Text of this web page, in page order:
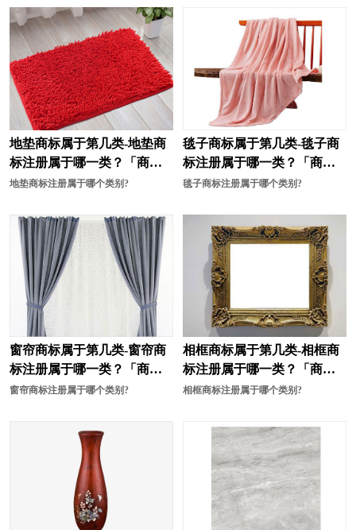
鞋商标注册 饮料商标注册
营养品商标注册 鱼商标注册
医疗商标注册 运动商标注册
运动器材商标注册 衣物商标注册
医疗器械商标注册 艺术商标注册
烟草商标注册 乐器商标注册
油漆商标注册 药品商标注册
眼镜商标注册 仪表商标注册
游戏商标注册 婴儿用品商标注册
装饰商标注册 咨询商标注册
枕头商标注册 纸制品商标注册
中药商标注册 珠宝首饰商标注册
地垫商标属于第几类-地垫商
标注册属于哪一类？「商标
分类」
地垫商标注册属于哪个类别?
毯子商标属于第几类-毯子商
标注册属于哪一类？「商标
分类」
毯子商标注册属于哪个类别?
窗帘商标属于第几类-窗帘商
标注册属于哪一类？「商标
分类」
窗帘商标注册属于哪个类别?
相框商标属于第几类-相框商
标注册属于哪一类？「商标
分类」
相框商标注册属于哪个类别?